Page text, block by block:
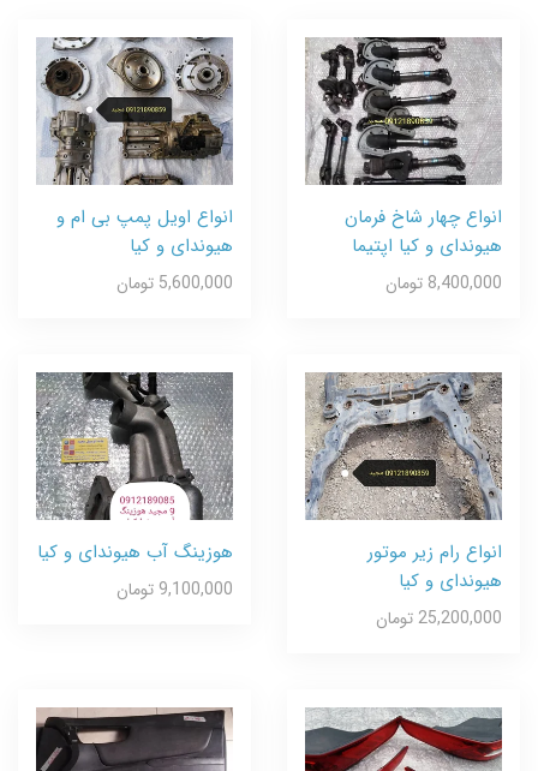
انواع چهار شاخ فرمان
هیوندای و کیا اپتیما
8,400,000 تومان
انواع اویل پمپ بی ام و
هیوندای و کیا
5,600,000 تومان
انواع رام زیر موتور
هیوندای و کیا
25,200,000 تومان
هوزینگ آب هیوندای و کیا
9,100,000 تومان